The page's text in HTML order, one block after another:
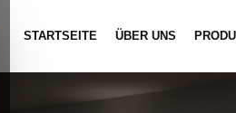
STARTSEITE ÜBER UNS